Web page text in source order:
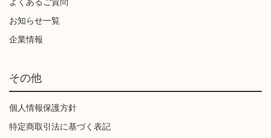
お知らせ一覧
企業情報
その他
個人情報保護方針
特定商取引法に基づく表記